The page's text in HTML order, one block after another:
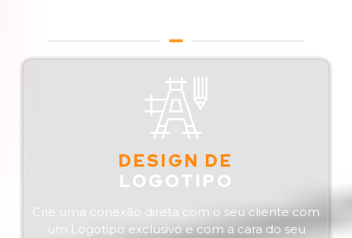
DESIGN DE
LOGOTIPO
Crie uma conexão direta com o seu cliente com
um Logotipo exclusivo e com a cara do seu